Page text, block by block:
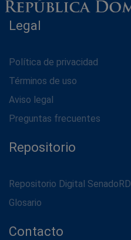
Legal
Política de privacidad
Términos de uso
Aviso legal
Preguntas frecuentes
Repositorio
Repositorio Digital SenadoRD
Glosario
Contacto